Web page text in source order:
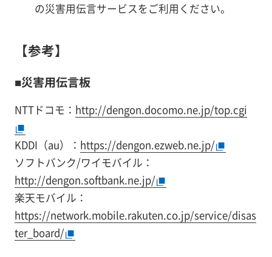
の災害用伝言サービスをご利用ください。
【参考】
■災害用伝言板
NTTドコモ： http://dengon.docomo.ne.jp/top.cgi
KDDI（au）： https://dengon.ezweb.ne.jp/
ソフトバンク/ワイモバイル：
http://dengon.softbank.ne.jp/
楽天モバイル：
https://network.mobile.rakuten.co.jp/service/disas
ter_board/